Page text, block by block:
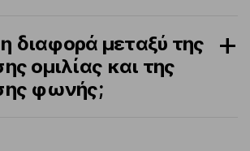
η διαφορά μεταξύ της
ομιλίας και της
φωνής;